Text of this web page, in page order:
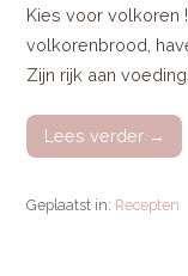
Kies voor volkoren
volkorenbrood,
Zijn rijk aan
Lees verder →
Geplaatst in: Recepten